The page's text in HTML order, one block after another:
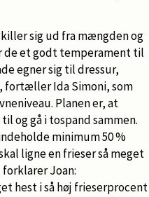
sig ud fra mængden og
de et godt temperament til
egner sig til dressur,
fortæller Ida Simoni, som
Planen er, at
og gå i tospand sammen.
minimum 50 %
ligne en frieser så meget
Joan:
hest i så høj frieserprocent